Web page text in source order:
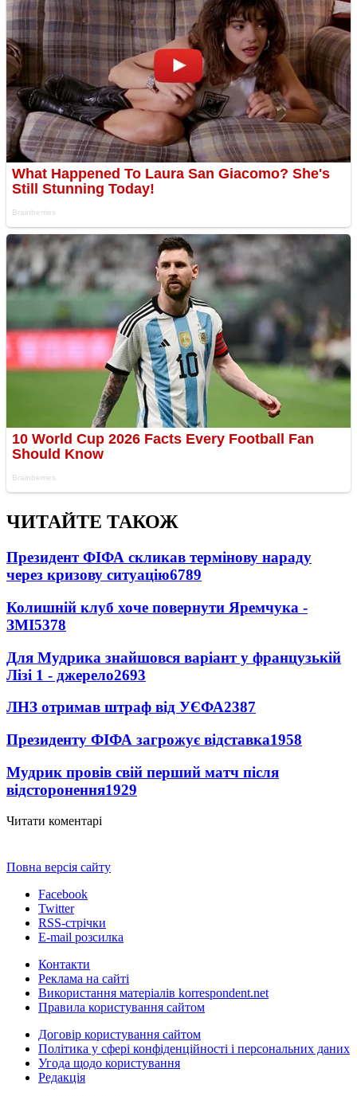
ЧИТАЙТЕ ТАКОЖ
Президент ФІФА скликав термінову нараду
через кризову ситуацію6789
Колишній клуб хоче повернути Яремчука -
ЗМІ5378
Для Мудрика знайшовся варіант у французькій
Лізі 1 - джерело2693
ЛНЗ отримав штраф від УЄФА2387
Президенту ФІФА загрожує відставка1958
Мудрик провів свій перший матч після
відсторонення1929
Читати коментарі
Повна версія сайту
Facebook
Twitter
RSS-стрічки
E-mail розсилка
Контакти
Реклама на сайті
Використання матеріалів korrespondent.net
Правила користування сайтом
Договір користування сайтом
Політика у сфері конфіденційності і персональних даних
Угода щодо користування
Редакція